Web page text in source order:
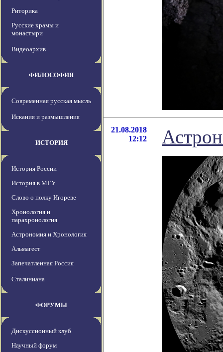
Риторика
Русские храмы и
монастыри
Видеоархив
ФИЛОСОФИЯ
Современная русская мысль
Искания и размышления
ИСТОРИЯ
История России
История в МГУ
Слово о полку Игореве
Хронология и
парахронология
Астрономия и Хронология
Альмагест
Запечатленная Россия
Сталиниана
ФОРУМЫ
Дискуссионный клуб
Научный форум
21.08.2018
12:12